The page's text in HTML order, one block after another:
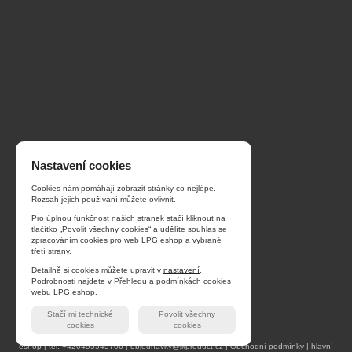
Nastavení cookies
Cookies nám pomáhají zobrazit stránky co nejlépe.
Rozsah jejich používání můžete ovlivnit.
Pro úplnou funkčnost našich stránek stačí kliknout na
tlačítko „Povolit všechny cookies“ a udělíte souhlas se
zpracováním cookies pro web LPG eshop a vybrané
třetí strany.
Detailně si cookies můžete upravit v nastavení.
Podrobnosti najdete v Přehledu a podmínkách cookies
webu LPG eshop.
Stačí mi technické
cookies
Povolit všechny
cookies
eshop|tel: +420495545706|objednavky@jkproduct.cz|Obchodní podmínky | hlavní